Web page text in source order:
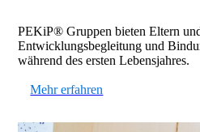
PEKiP® Gruppen bieten Eltern
Entwicklungsbegleitung und
während des ersten Lebensjahres.
Mehr erfahren